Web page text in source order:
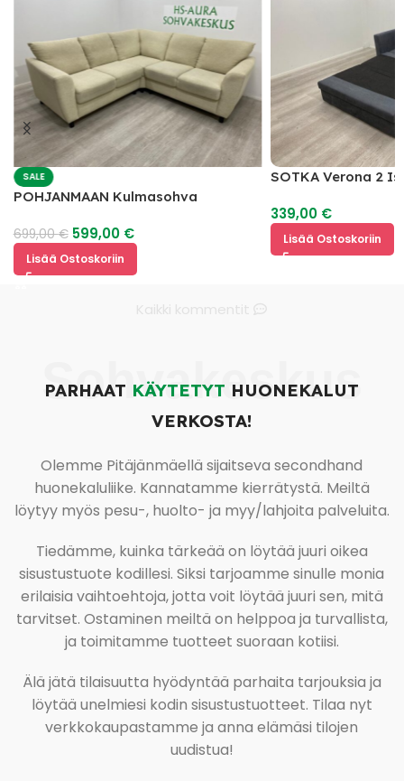
SALE
POHJANMAAN Kulmasohva
699,00€ 599,00 €
Lisää Ostoskoriin
SOTKA Verona 2
339,00 €
Lisää Ostoskoriin
Sohvakeskus
PARHAAT KÄYTETYT HUONEKALUT
VERKOSTA!
Olemme Pitäjänmäellä sijaitseva secondhand
huonekaluliike. Kannatamme kierrätystä. Meiltä
löytyy myös pesu-, huolto- ja myy/lahjoita palveluita.
Tiedämme, kuinka tärkeää on löytää juuri oikea
sisustustuote kodillesi. Siksi tarjoamme sinulle monia
erilaisia vaihtoehtoja, jotta voit löytää juuri sen, mitä
tarvitset. Ostaminen meiltä on helppoa ja turvallista,
ja toimitamme tuotteet suoraan kotiisi.
Älä jätä tilaisuutta hyödyntää parhaita tarjouksia ja
löytää unelmiesi kodin sisustustuotteet. Tilaa nyt
verkkokaupastamme ja anna elämäsi tilojen
uudistua!